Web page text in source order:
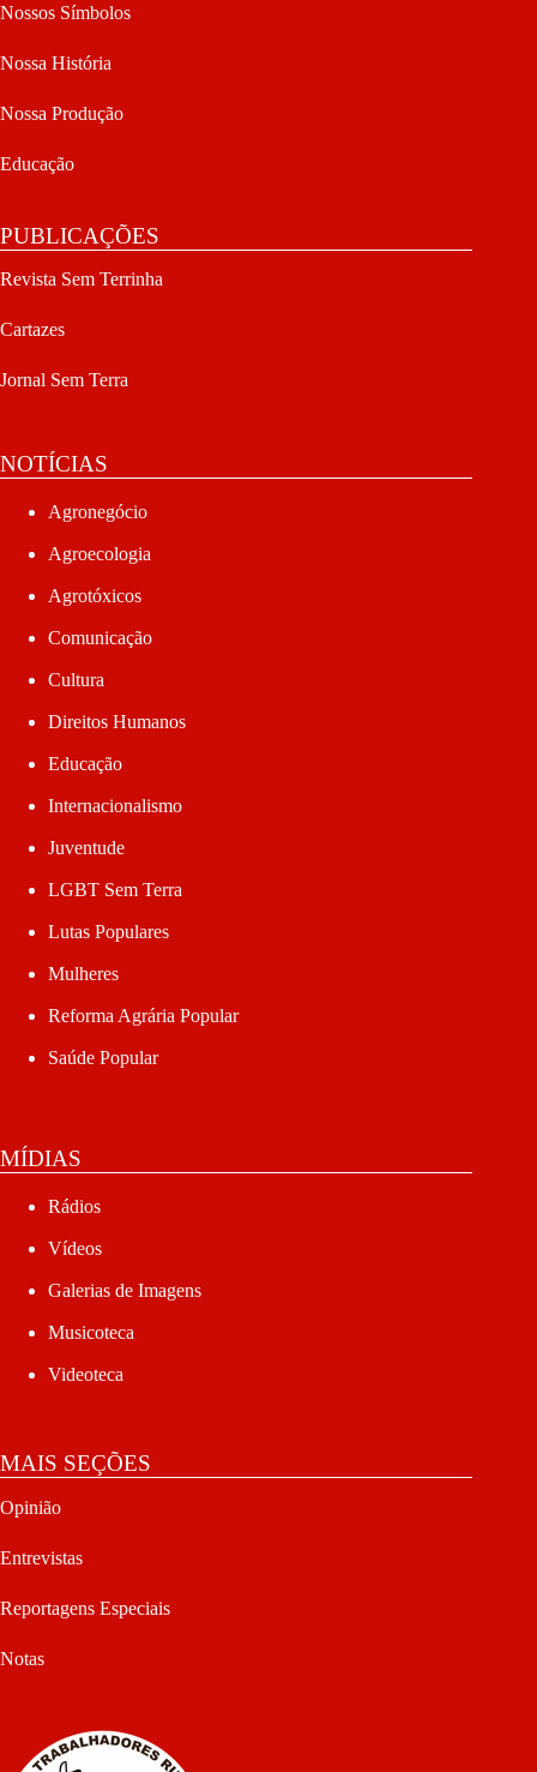
Nossos Símbolos
Nossa História
Nossa Produção
Educação
PUBLICAÇÕES
Revista Sem Terrinha
Cartazes
Jornal Sem Terra
NOTÍCIAS
Agronegócio
Agroecologia
Agrotóxicos
Comunicação
Cultura
Direitos Humanos
Educação
Internacionalismo
Juventude
LGBT Sem Terra
Lutas Populares
Mulheres
Reforma Agrária Popular
Saúde Popular
MÍDIAS
Rádios
Vídeos
Galerias de Imagens
Musicoteca
Videoteca
MAIS SEÇÕES
Opinião
Entrevistas
Reportagens Especiais
Notas